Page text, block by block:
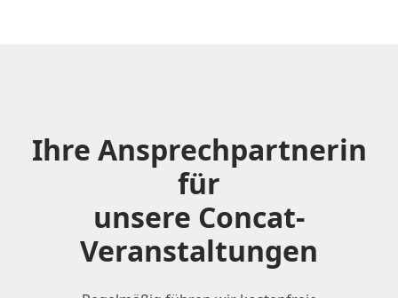
Ihre Ansprechpartnerin
für
unsere Concat-
Veranstaltungen